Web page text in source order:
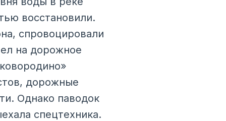
восстановили.
спровоцировали
на дорожное
дорожные
Однако паводок
спецтехника.